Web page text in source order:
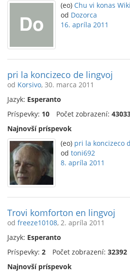
(eo) Chu vi konas
od Dozorca
16. apríla 2011
pri la koncizeco de lingvoj
od Korsivo, 30. marca 2011
Jazyk: Esperanto
Príspevky: 10 Počet zobrazení:
Najnovší príspevok
(eo) pri la koncizeco
od toni692
8. apríla 2011
Trovi komforton en lingvoj
od freeze10108, 2. apríla 2011
Jazyk: Esperanto
Príspevky: 2 Počet zobrazení: 32392
Najnovší príspevok